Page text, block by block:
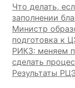
Что делать,
заполнении
Министр
подготовка к
РИКЗ: меняем
сделать
Результаты